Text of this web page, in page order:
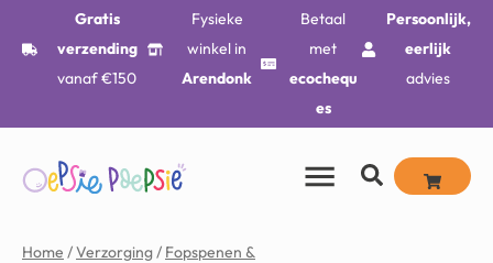
Gratis
verzending
vanaf €150
Fysieke
winkel in
Arendonk
Betaal
met
ecochequ
es
Persoonlijk,
eerlijk
advies
Home /Verzorging/ Fopspenen &